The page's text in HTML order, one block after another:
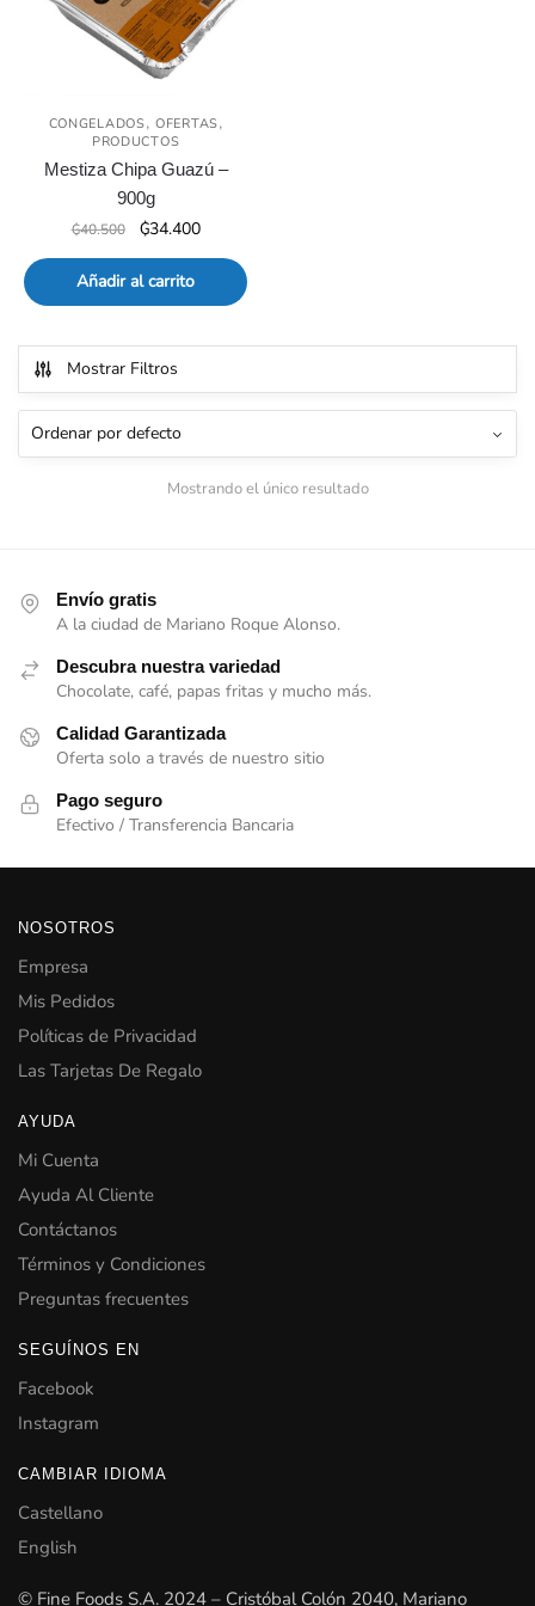
CONGELADOS,OFERTAS,
PRODUCTOS
Mestiza Chipa Guazú –
900g
₲40.500
El
precio
original
era:
₲34.400El
precio
es:
Añadir al carrito
Mostrar Filtros
Mostrando el único resultado
Envío gratis
A la ciudad de Mariano Roque Alonso.
Descubra nuestra variedad
Chocolate, café, papas fritas y mucho más.
Calidad Garantizada
Oferta solo a través de nuestro sitio
Pago seguro
Efectivo / Transferencia Bancaria
NOSOTROS
Empresa
Mis Pedidos
Políticas de Privacidad
Las Tarjetas De Regalo
AYUDA
Mi Cuenta
Ayuda Al Cliente
Contáctanos
Términos y Condiciones
Preguntas frecuentes
SEGUÍNOS EN
Facebook
Instagram
CAMBIAR IDIOMA
Castellano
English
© Fine Foods S.A. 2024 – Cristóbal Colón 2040, Mariano